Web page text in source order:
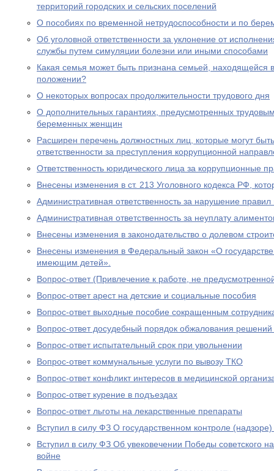
территорий городских и сельских поселений
О пособиях по временной нетрудоспособности и по
Об уголовной ответственности за уклонение от
службы путем симуляции болезни или иными способами
Какая семья может быть признана семьей, находящейся
положении?
О некоторых вопросах продолжительности трудового дня
О дополнительных гарантиях, предусмотренных
беременных женщин
Расширен перечень должностных лиц, которые могут
ответственности за преступления коррупционной
Ответственность юридического лица за коррупционные
Внесены изменения в ст. 213 Уголовного кодекса РФ,
Административная ответственность за нарушение
Административная ответственность за неуплату
Внесены изменения в законодательство о долевом
Внесены изменения в Федеральный закон «О
имеющим детей».
Вопрос-ответ (Привлечение к работе, не
Вопрос-ответ арест на детские и социальные пособия
Вопрос-ответ выходные пособие сокращенным
Вопрос-ответ досудебный порядок обжалования
Вопрос-ответ испытательный срок при увольнении
Вопрос-ответ коммунальные услуги по вывозу ТКО
Вопрос-ответ конфликт интересов в медицинской
Вопрос-ответ курение в подъездах
Вопрос-ответ льготы на лекарственные препараты
Вступил в силу ФЗ О государственном контроле
Вступил в силу ФЗ Об увековечении Победы советского
войне